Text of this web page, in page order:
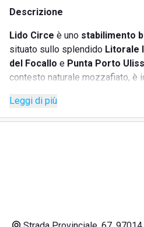
Descrizione
Lido Circe è uno stabilimento
situato sullo splendido Litorale
del Focallo e Punta Porto
contesto naturale mozzafiato, è
autentiche in riva al mare.
Con la suaspiaggia dorata, i
Leggi di più